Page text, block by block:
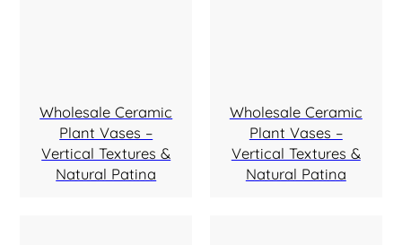
Wholesale Ceramic
Plant Vases –
Vertical Textures &
Natural Patina
Wholesale Ceramic
Plant Vases –
Vertical Textures &
Natural Patina